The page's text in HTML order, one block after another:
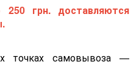
грн. доставляются
точках самовывоза —